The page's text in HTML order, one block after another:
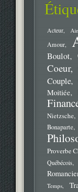
Acteur
Amour
Boulot
Coeur
Couple
Moitiée
Nietzsche
Bonaparte
Proverbe
Québécois
Temps